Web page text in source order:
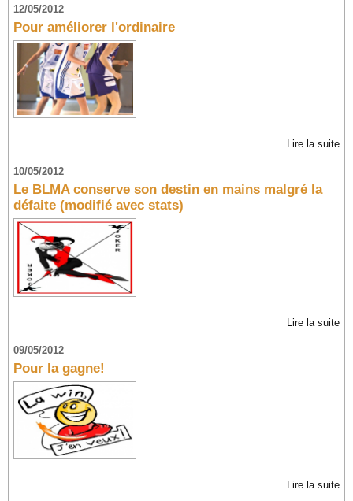
12/05/2012
Pour améliorer l'ordinaire
Lire la suite
10/05/2012
Le BLMA conserve son destin en mains malgré la
défaite (modifié avec stats)
Lire la suite
09/05/2012
Pour la gagne!
Lire la suite